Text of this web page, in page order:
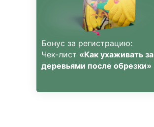
Бонус за регистрацию:
Чек-лист «Как ухаживать за
деревьями после обрезки»